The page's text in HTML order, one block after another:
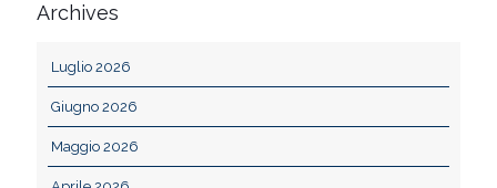
Archives
Luglio 2026
Giugno 2026
Maggio 2026